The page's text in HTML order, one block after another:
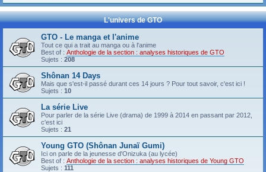
L'univers de GTO
GTO - Le manga et l'anime
Tout ce qui a trait au manga ou à l'anime
Best of : Anthologie de la section : analyses historiques de GTO
Sujets : 208
Shônan 14 Days
Mais que s'est-il passé durant ces 14 jours ? Pour tout savoir, c'est ici !
Sujets : 10
La série Live
Pour parler de la série Live (drama) de 1999 à 2014 en passant par 2012,
c'est ici
Sujets : 21
Young GTO (Shônan Junaï Gumi)
Ici on parle de la jeunesse d'Onizuka (au lycée)
Best of : Anthologie de la section : analyses historiques de Young GTO
Sujets : 111